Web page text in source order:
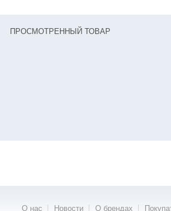
ПРОСМОТРЕННЫЙ ТОВАР
О нас Новости О брендах